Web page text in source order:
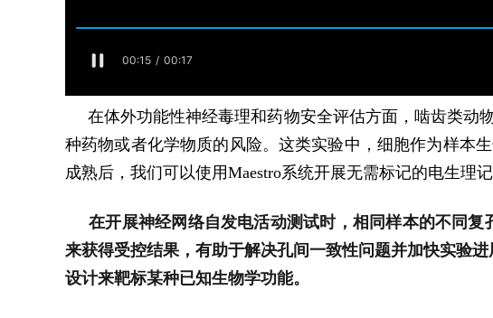
在体外功能性神经毒理和药物安全评估方面，啮齿类动
种药物或者化学物质的风险。这类实验中，细胞作为样本
成熟后，我们可以使用Maestro系统开展无需标记的电生理
在开展神经网络自发电活动测试时，相同样本的不同复
来获得受控结果，有助于解决孔间一致性问题并加快实验
设计来靶标某种已知生物学功能。